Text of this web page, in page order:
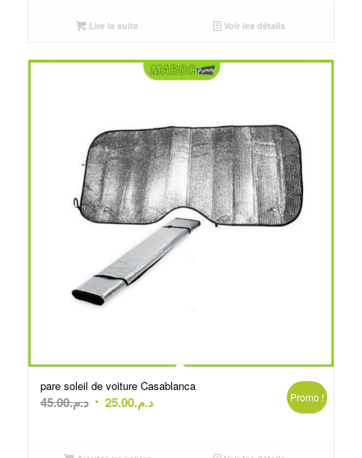
était :
Lire la suite Voir les détails
pare soleil de voiture Casablanca
د.م.45.00
Le
د.م.25.00
Le
Promo !